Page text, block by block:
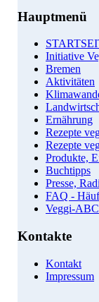
Hauptmenü
Initiative
Bremen
Aktivitäten
Ernährung
Rezepte
Rezepte
Produkte,
Buchtipps
Presse,
FAQ -
Veggi-ABC
Kontakte
Kontakt
Impressum